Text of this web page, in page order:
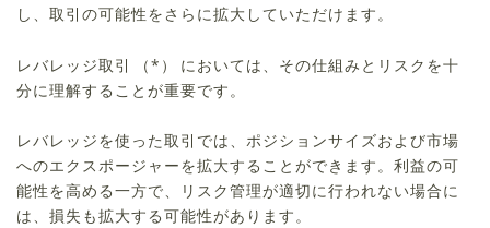
し、取引の可能性をさらに拡大していただけます。
レバレッジ取引 （*）
においては、その仕組みとリスクを十
分に理解することが重要です。
レバレッジを使った取引では、ポジションサイズおよび市場
へのエクスポージャーを拡大することができます。利益の可
能性を高める一方で、リスク管理が適切に行われない場合に
は、損失も拡大する可能性があります。